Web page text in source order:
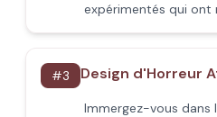
expérimentés qui ont
#3 Design d'Horreur
Immergez-vous dans